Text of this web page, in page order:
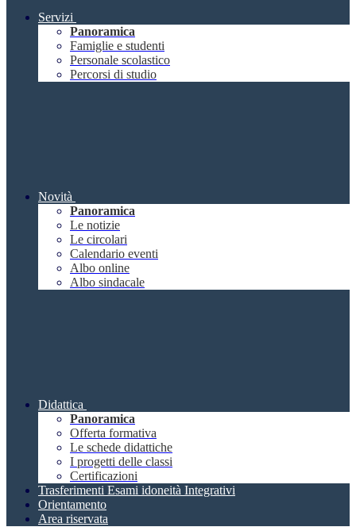
Servizi
Panoramica
Famiglie e studenti
Personale scolastico
Percorsi di studio
Novità
Panoramica
Le notizie
Le circolari
Calendario eventi
Albo online
Albo sindacale
Didattica
Panoramica
Offerta formativa
Le schede didattiche
I progetti delle classi
Certificazioni
Trasferimenti Esami idoneità Integrativi
Orientamento
Area riservata